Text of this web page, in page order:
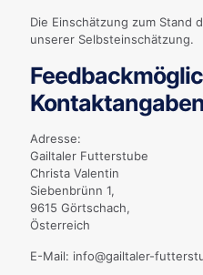
Die Einschätzung zum Stand
unserer Selbsteinschätzung.
Kontaktangaben
Adresse:
Gailtaler Futterstube
Christa Valentin
Siebenbrünn 1,
9615 Görtschach,
Österreich
E-Mail: info@gailtaler-